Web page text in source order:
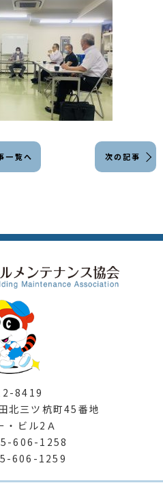
一覧へ 次の記事
8419
北三ツ杭町45番地
・ビル2Ａ
606-1258
606-1259